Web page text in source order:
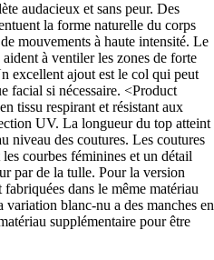
audacieux et sans peur. Des
la forme naturelle du corps
mouvements à haute intensité. Le
à ventiler les zones de forte
excellent ajout est le col qui peut
facial si nécessaire. <Product
tissu respirant et résistant aux
UV. La longueur du top atteint
niveau des coutures. Les coutures
courbes féminines et un détail
par de la tulle. Pour la version
dans le même matériau
blanc-nu a des manches en
supplémentaire pour être